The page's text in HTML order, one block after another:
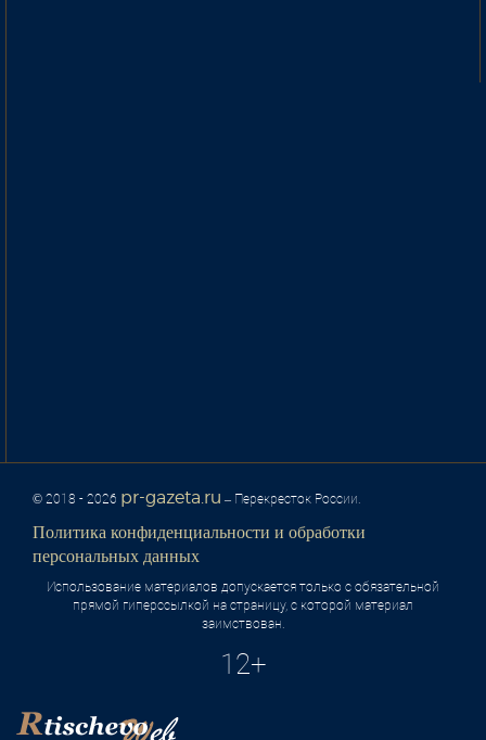
© 2018 - 2026 pr-gazeta.ru – Перекресток России.
Политика конфиденциальности и обработки
персональных данных
Использование материалов допускается только с обязательной
прямой гиперссылкой на страницу, с которой материал
заимствован.
12+